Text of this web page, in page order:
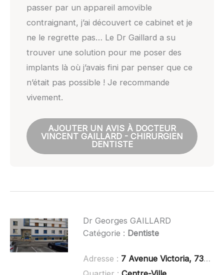
passer par un appareil amovible
contraignant, j’ai découvert ce cabinet et je
ne le regrette pas… Le Dr Gaillard a su
trouver une solution pour me poser des
implants là où j’avais fini par penser que ce
n’était pas possible ! Je recommande
vivement.
AJOUTER UN AVIS À DOCTEUR
VINCENT GAILLARD - CHIRURGIEN
DENTISTE
Dr Georges GAILLARD
Catégorie : Dentiste
Adresse : 7 Avenue Victoria, 73100 Aix-les-Bains